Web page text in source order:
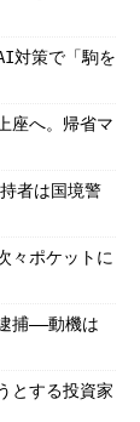
対策で「駒を
座へ。帰省マ
者は国境警
々ポケットに
捕――動機は
とする投資家